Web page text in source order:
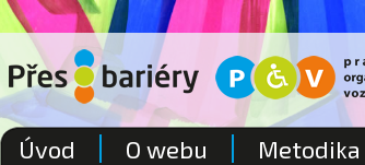
Úvod O webu Metodika